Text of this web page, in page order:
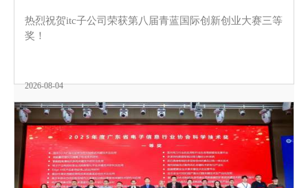
热烈祝贺itc子公司荣获第八届青蓝国际创新创业大赛三等
奖！
2026-08-04